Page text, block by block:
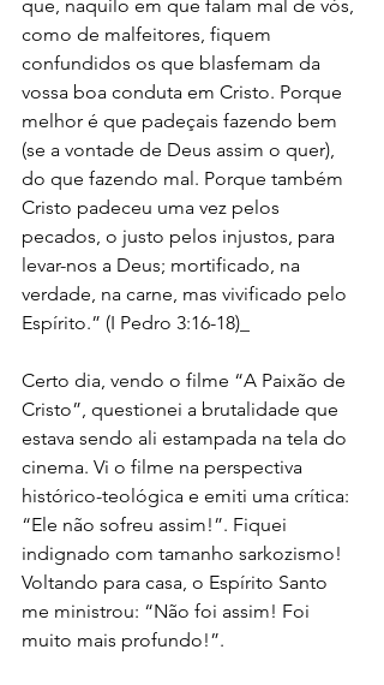
que, naquilo em que falam mal de vós,
como de malfeitores, fiquem
confundidos os que blasfemam da
vossa boa conduta em Cristo. Porque
melhor é que padeçais fazendo bem
(se a vontade de Deus assim o quer),
do que fazendo mal. Porque também
Cristo padeceu uma vez pelos
pecados, o justo pelos injustos, para
levar-nos a Deus; mortificado, na
verdade, na carne, mas vivificado pelo
Espírito.” (I Pedro 3:16-18)_
Certo dia, vendo o filme “A Paixão de
Cristo”, questionei a brutalidade que
estava sendo ali estampada na tela do
cinema. Vi o filme na perspectiva
histórico-teológica e emiti uma crítica:
“Ele não sofreu assim!”. Fiquei
indignado com tamanho sarkozismo!
Voltando para casa, o Espírito Santo
me ministrou: “Não foi assim! Foi
muito mais profundo!”.